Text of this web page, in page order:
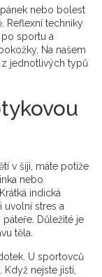
nebo bolest
Reflexní techniky
sportu a
Na našem
z jednotlivých typů
v šíji, máte potíže
nebo
indická
uvolní stres a
Důležité je
těla.
U sportovců
nejste jistí,